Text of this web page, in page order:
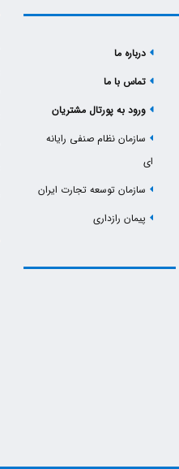
درباره ما
تماس با ما
ورود به پورتال مشتریان
سازمان نظام صنفی رایانه
ای
سازمان توسعه تجارت ایران
پیمان رازداری